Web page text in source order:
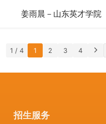
姜雨晨－山东英才学院
1 / 4 1 2 3 4
招生服务